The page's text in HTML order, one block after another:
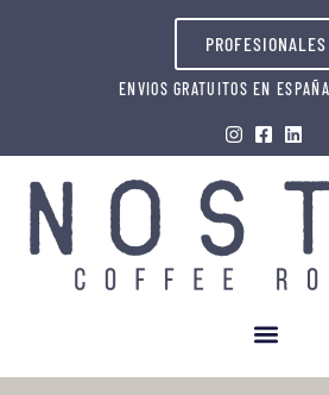
PROFESIONALES
ENVIOS GRATUITOS EN